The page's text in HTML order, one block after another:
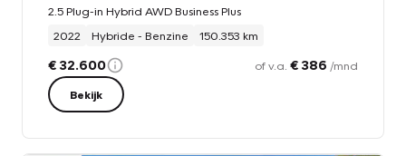
2.5 Plug-in Hybrid AWD Business Plus
2022
Hybride - Benzine 150.353 km
€ 32.600 of v.a. € 386 /mnd
Bekijk